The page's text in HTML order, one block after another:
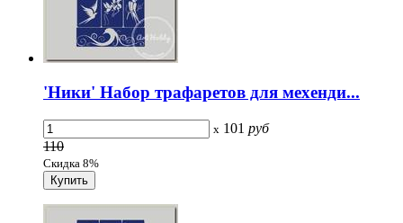
'Ники' Набор трафаретов для мехенди...
x 101 руб
110
Скидка 8%